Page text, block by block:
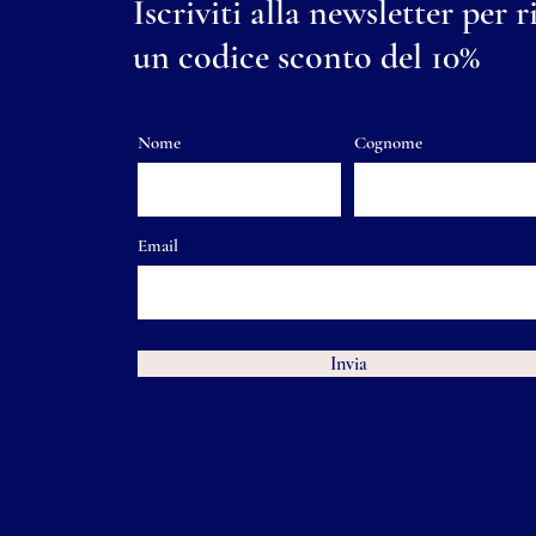
Iscriviti alla newsletter per
un codice sconto del 10%
Nome Cognome
Email
Invia